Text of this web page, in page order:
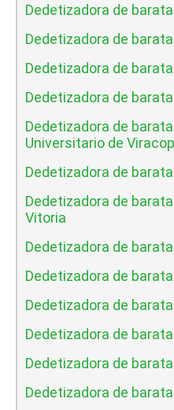
Dedetizadora de
Dedetizadora de
Dedetizadora de
Dedetizadora de
Dedetizadora de
Universitario de
Dedetizadora de
Dedetizadora de
Vitoria
Dedetizadora de
Dedetizadora de
Dedetizadora de
Dedetizadora de
Dedetizadora de
Dedetizadora de